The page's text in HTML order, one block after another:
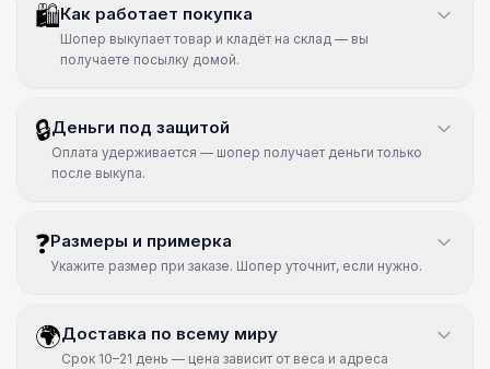
🛍Как работает покупка
Шопер выкупает товар и кладёт на склад — вы
получаете посылку домой.
🔒Деньги под защитой
Оплата удерживается — шопер получает деньги только
после выкупа.
❓Размеры и примерка
Укажите размер при заказе. Шопер уточнит, если нужно.
🌍Доставка по всему миру
Срок 10–21 день — цена зависит от веса и адреса